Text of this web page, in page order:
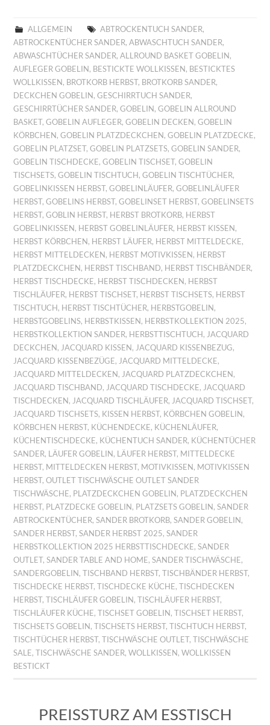
ALLGEMEIN ABTROCKENTUCH SANDER,
ABTROCKENTÜCHER SANDER,ABWASCHTUCH SANDER,
ABWASCHTÜCHER SANDER,ALLROUND BASKET GOBELIN ,
AUFLEGER GOBELIN , BESTICKTE WOLLKISSEN , BESTICKTES
WOLLKISSEN , BROTKORB HERBST, BROTKORB SANDER,
DECKCHEN GOBELIN ,GESCHIRRTUCH SANDER,
GESCHIRRTÜCHER SANDER,GOBELIN ,GOBELIN ALLROUND
BASKET,GOBELIN AUFLEGER,GOBELIN DECKEN ,GOBELIN
KÖRBCHEN ,GOBELIN PLATZDECKCHEN ,GOBELIN PLATZDECKE,
GOBELIN PLATZSET,GOBELIN PLATZSETS,GOBELIN SANDER,
GOBELIN TISCHDECKE,GOBELIN TISCHSET,GOBELIN
TISCHSETS,GOBELIN TISCHTUCH ,GOBELIN TISCHTÜCHER,
GOBELINKISSEN HERBST,GOBELINLÄUFER,GOBELINLÄUFER
HERBST,GOBELINS HERBST,GOBELINSET HERBST,GOBELINSETS
HERBST,GOBLIN HERBST, HERBST BROTKORB, HERBST
GOBELINKISSEN , HERBST GOBELINLÄUFER, HERBST KISSEN ,
HERBST KÖRBCHEN , HERBST LÄUFER, HERBST MITTELDECKE,
HERBST MITTELDECKEN , HERBST MOTIVKISSEN , HERBST
PLATZDECKCHEN , HERBST TISCHBAND, HERBST TISCHBÄNDER,
HERBST TISCHDECKE, HERBST TISCHDECKEN , HERBST
TISCHLÄUFER, HERBST TISCHSET, HERBST TISCHSETS, HERBST
TISCHTUCH , HERBST TISCHTÜCHER, HERBSTGOBELIN ,
HERBSTGOBELINS, HERBSTKISSEN , HERBSTKOLLEKTION 2025,
HERBSTKOLLEKTION SANDER, HERBSTTISCHTUCH , JACQUARD
DECKCHEN , JACQUARD KISSEN , JACQUARD KISSENBEZUG,
JACQUARD KISSENBEZÜGE, JACQUARD MITTELDECKE,
JACQUARD MITTELDECKEN , JACQUARD PLATZDECKCHEN ,
JACQUARD TISCHBAND, JACQUARD TISCHDECKE, JACQUARD
TISCHDECKEN , JACQUARD TISCHLÄUFER, JACQUARD TISCHSET,
JACQUARD TISCHSETS, KISSEN HERBST, KÖRBCHEN GOBELIN ,
KÖRBCHEN HERBST, KÜCHENDECKE, KÜCHENLÄUFER,
KÜCHENTISCHDECKE, KÜCHENTUCH SANDER, KÜCHENTÜCHER
SANDER, LÄUFER GOBELIN , LÄUFER HERBST, MITTELDECKE
HERBST, MITTELDECKEN HERBST, MOTIVKISSEN , MOTIVKISSEN
HERBST,OUTLET TISCHWÄSCHE OUTLET SANDER
TISCHWÄSCHE, PLATZDECKCHEN GOBELIN , PLATZDECKCHEN
HERBST, PLATZDECKE GOBELIN , PLATZSETS GOBELIN ,SANDER
ABTROCKENTÜCHER,SANDER BROTKORB,SANDER GOBELIN ,
SANDER HERBST,SANDER HERBST 2025,SANDER
HERBSTKOLLEKTION 2025 HERBSTTISCHDECKE,SANDER
OUTLET,SANDER TABLE AND HOME,SANDER TISCHWÄSCHE,
SANDERGOBELIN ,TISCHBAND HERBST,TISCHBÄNDER HERBST,
TISCHDECKE HERBST,TISCHDECKE KÜCHE,TISCHDECKEN
HERBST,TISCHLÄUFER GOBELIN ,TISCHLÄUFER HERBST,
TISCHLÄUFER KÜCHE,TISCHSET GOBELIN ,TISCHSET HERBST,
TISCHSETS GOBELIN ,TISCHSETS HERBST,TISCHTUCH HERBST,
TISCHTÜCHER HERBST,TISCHWÄSCHE OUTLET,TISCHWÄSCHE
SALE,TISCHWÄSCHE SANDER,WOLLKISSEN ,WOLLKISSEN
BESTICKT
PREISSTURZ AM ESSTISCH